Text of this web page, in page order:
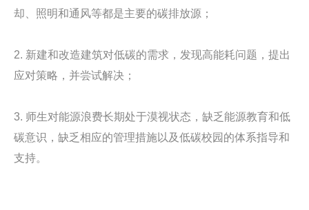
却、照明和通风等都是主要的碳排放源；
2. 新建和改造建筑对低碳的需求，发现高能耗问题，提出
应对策略，并尝试解决；
3. 师生对能源浪费长期处于漠视状态，缺乏能源教育和低
碳意识，缺乏相应的管理措施以及低碳校园的体系指导和
支持。